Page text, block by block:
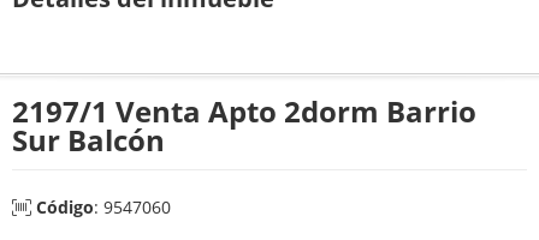
2197/1 Venta Apto 2dorm Barrio
Sur Balcón
Código: 9547060